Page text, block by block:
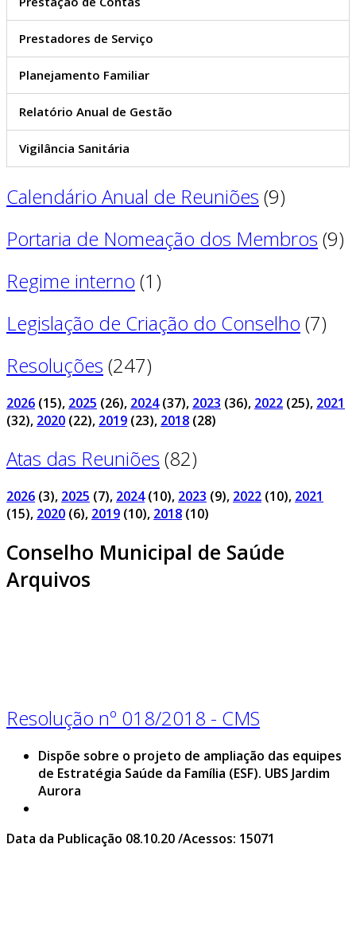
Prestadores de Serviço
Planejamento Familiar
Relatório Anual de Gestão
Vigilância Sanitária
Calendário Anual de Reuniões (9)
Portaria de Nomeação dos Membros (9)
Regime interno (1)
Legislação de Criação do Conselho (7)
Resoluções (247)
2026 (15), 2025 (26), 2024 (37), 2023 (36), 2022 (25), 2021
(32), 2020 (22), 2019 (23), 2018 (28)
Atas das Reuniões (82)
2026 (3), 2025 (7), 2024 (10), 2023 (9), 2022 (10), 2021
(15), 2020 (6), 2019 (10), 2018 (10)
Conselho Municipal de Saúde
Arquivos
Resolução nº 018/2018 - CMS
Dispõe sobre o projeto de ampliação das equipes
de Estratégia Saúde da Família (ESF). UBS Jardim
Aurora
Data da Publicação 08.10.20 /Acessos: 15071